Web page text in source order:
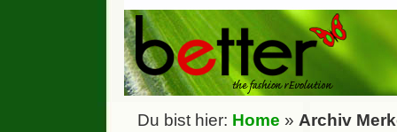
Du bist hier: Home » Archiv